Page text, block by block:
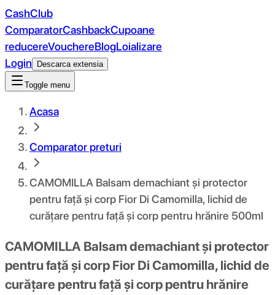
CashClub
ComparatorCashbackCupoane
reducereVouchereBlogLoializare
Login
Descarca extensia
Toggle menu
Acasa
Comparator preturi
CAMOMILLA Balsam demachiant și protector
pentru față și corp Fior Di Camomilla, lichid de
curățare pentru față și corp pentru hrănire 500ml
CAMOMILLA Balsam demachiant și protector
pentru față și corp Fior Di Camomilla, lichid de
curățare pentru față și corp pentru hrănire